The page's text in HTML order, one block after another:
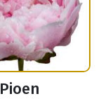
Pioen